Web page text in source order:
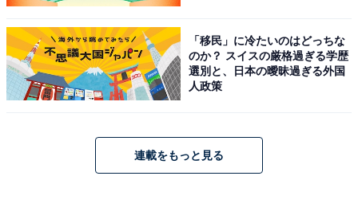
にも。
「幸せアピールしたくて、頻繁にInstagramのストーリー
こう話すのは、前述のA子と一緒に食事をしていたC美
「移民」に冷たいのはどっちな
のか？ スイスの厳格過ぎる学歴
選別と、日本の曖昧過ぎる外国
人政策
連載をもっと見る